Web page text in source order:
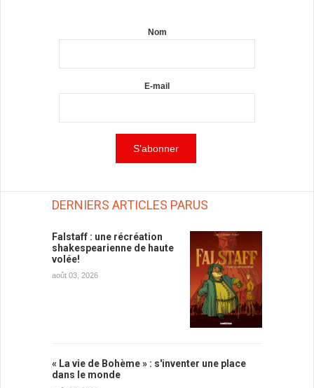
Nom
E-mail
DERNIERS ARTICLES PARUS
Falstaff : une récréation
shakespearienne de haute
volée!
août 03, 2026
« La vie de Bohème » : s'inventer une place
dans le monde